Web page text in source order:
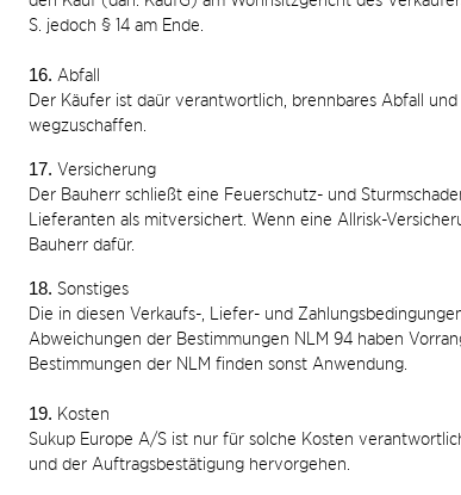
S. jedoch § 14 am Ende.
16. Abfall
Der Käufer ist daür verantwortlich, brennbares Abfall
wegzuschaffen.
17. Versicherung
Der Bauherr schließt eine Feuerschutz- und
Lieferanten als mitversichert. Wenn eine Allrisk-
Bauherr dafür.
18. Sonstiges
Die in diesen Verkaufs-, Liefer- und
Abweichungen der Bestimmungen NLM 94 haben
Bestimmungen der NLM finden sonst Anwendung.
19. Kosten
Sukup Europe A/S ist nur für solche Kosten
und der Auftragsbestätigung hervorgehen.